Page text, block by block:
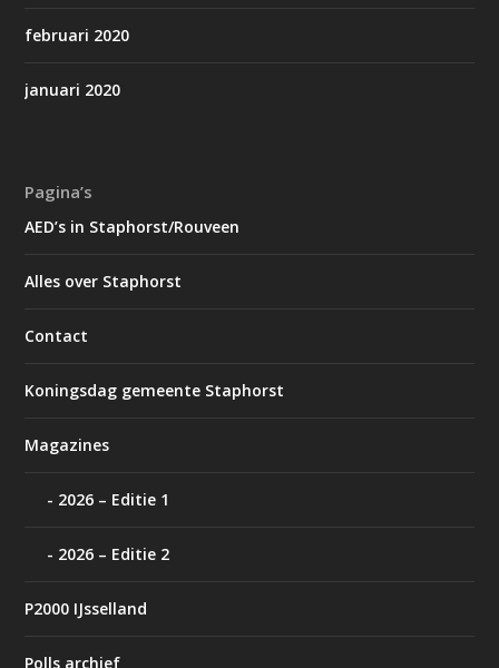
februari 2020
januari 2020
Pagina’s
AED’s in Staphorst/Rouveen
Alles over Staphorst
Contact
Koningsdag gemeente Staphorst
Magazines
2026 – Editie 1
2026 – Editie 2
P2000 IJsselland
Polls archief